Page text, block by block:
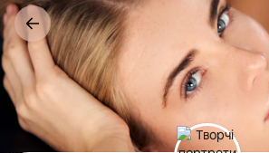
Перейти
до
вмісту